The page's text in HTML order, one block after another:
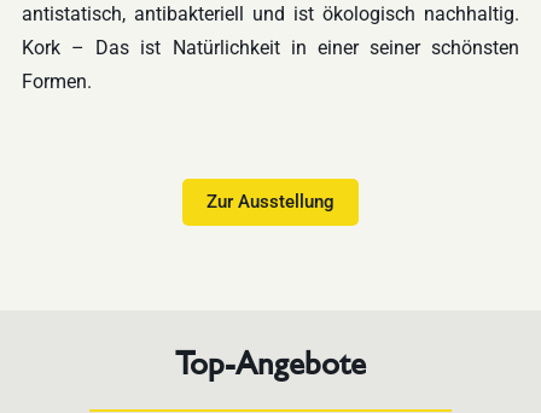
antistatisch, antibakteriell und ist ökologisch nachhaltig.
Kork – Das ist Natürlichkeit in einer seiner schönsten
Formen.
Zur Ausstellung
Top-Angebote